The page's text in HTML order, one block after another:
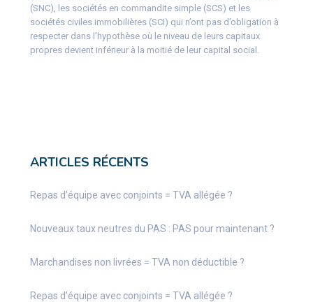
(SNC), les sociétés en commandite simple (SCS) et les
sociétés civiles immobilières (SCI) qui n’ont pas d’obligation à
respecter dans l’hypothèse où le niveau de leurs capitaux
propres devient inférieur à la moitié de leur capital social.
ARTICLES RÉCENTS
Repas d’équipe avec conjoints = TVA allégée ?
Nouveaux taux neutres du PAS : PAS pour maintenant ?
Marchandises non livrées = TVA non déductible ?
Repas d’équipe avec conjoints = TVA allégée ?